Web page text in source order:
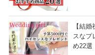
【結
スな
め22選